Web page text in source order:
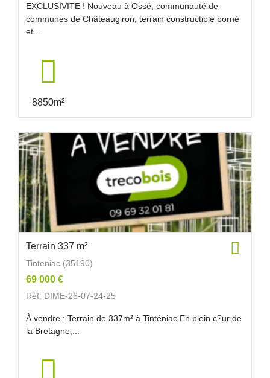
EXCLUSIVITE ! Nouveau à Ossé, communauté de
communes de Châteaugiron, terrain constructible borné
et...
8850m²
Terrain 337 m²
Tinteniac (35190)
69 000 €
Réf. DIME-26-07-24-25
À vendre : Terrain de 337m² à Tinténiac En plein c?ur de
la Bretagne,...